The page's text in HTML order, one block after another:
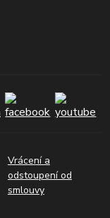
Vrácení a
odstoupení od
smlouvy